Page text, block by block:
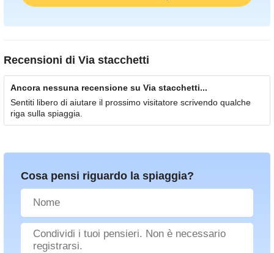
Recensioni di Via stacchetti
Ancora nessuna recensione su Via stacchetti...
Sentiti libero di aiutare il prossimo visitatore scrivendo qualche
riga sulla spiaggia.
Cosa pensi riguardo la spiaggia?